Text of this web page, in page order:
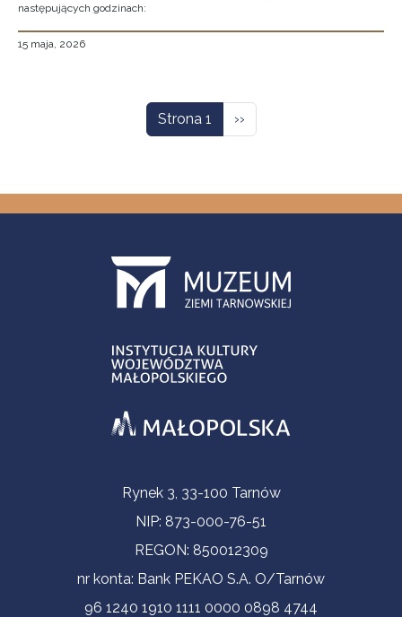
następujących godzinach:
15 maja, 2026
Strona 1 Następna strona
››
Informacje kontaktoweRynek 3, 33-100 Tarnów
NIP: 873-000-76-51
REGON: 850012309
nr konta: Bank PEKAO S.A. O/Tarnów
96 1240 1910 1111 0000 0898 4744